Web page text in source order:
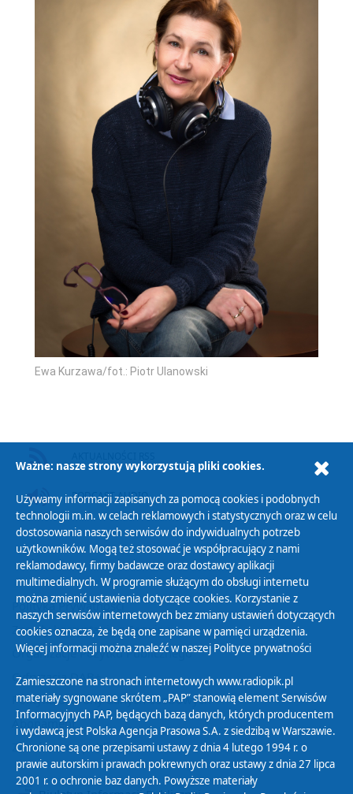
Ewa Kurzawa/fot.: Piotr Ulanowski
PODCAST AUDIO
Polityka Prywatności
Zasady korzystania z Serwisu
Organizacje Pożytku Publicznego
Cyfryzacja DAB+
Polityka ochrony danych osobowych
Abonament
Zamówienia publiczne
Ważne: nasze strony wykorzystują pliki cookies.
Używamy informacji zapisanych za pomocą cookies i podobnych
technologii m.in. w celach reklamowych i statystycznych oraz w celu
dostosowania naszych serwisów do indywidualnych potrzeb
użytkowników. Mogą też stosować je współpracujący z nami
reklamodawcy, firmy badawcze oraz dostawcy aplikacji
multimedialnych. W programie służącym do obsługi internetu
można zmienić ustawienia dotyczące cookies. Korzystanie z
naszych serwisów internetowych bez zmiany ustawień dotyczących
cookies oznacza, że będą one zapisane w pamięci urządzenia.
Więcej informacji można znaleźć w naszej Polityce prywatności
Zamieszczone na stronach internetowych www.radiopik.pl
materiały sygnowane skrótem „PAP” stanowią element Serwisów
Informacyjnych PAP, będących bazą danych, których producentem
i wydawcą jest Polska Agencja Prasowa S.A. z siedzibą w Warszawie.
Chronione są one przepisami ustawy z dnia 4 lutego 1994 r. o
prawie autorskim i prawach pokrewnych oraz ustawy z dnia 27 lipca
2001 r. o ochronie baz danych. Powyższe materiały